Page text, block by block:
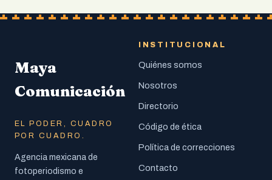
Maya
Comunicación
EL PODER, CUADRO
POR CUADRO.
Agencia mexicana de
fotoperiodismo e
INSTITUCIONAL
Quiénes somos
Nosotros
Directorio
Código de ética
Política de correcciones
Contacto